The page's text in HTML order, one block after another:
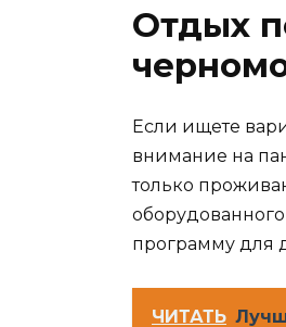
Отдых
Если ищете
внимание на
только
программу для
ЧИТАТЬ